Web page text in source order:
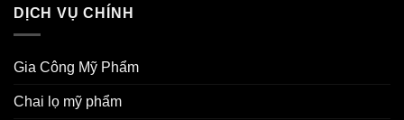
DỊCH VỤ CHÍNH
Gia Công Mỹ Phẩm
Chai lọ mỹ phẩm